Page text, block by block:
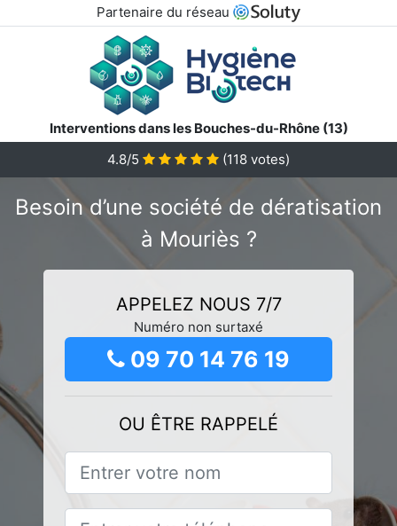
Partenaire du réseau
Interventions dans les Bouches-du-Rhône (13)
4.8/5
(118 votes)
Besoin d’une société de dératisation
à Mouriès ?
APPELEZ NOUS 7/7
Numéro non surtaxé
09 70 14 76 19
OU ÊTRE RAPPELÉ